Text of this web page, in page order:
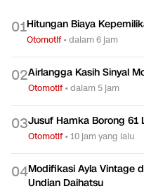
01Hitungan Biaya
Otomotif•dalam 6 jam
02Airlangga Kasih Sinyal
Otomotif•dalam 5 jam
03Jusuf Hamka Borong 61
Otomotif•10 jam yang lalu
04Modifikasi Ayla Vintage
Undian Daihatsu